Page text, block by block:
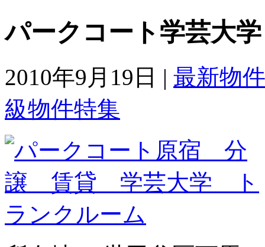
パークコート学芸大
2010年9月19日 | 最新物
級物件特集